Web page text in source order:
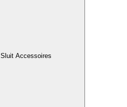
Sluit Accessoires